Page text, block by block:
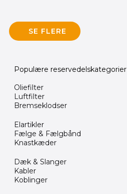
SE FLERE
Populære reservedelskategorier
Oliefilter
Luftfilter
Bremseklodser
Elartikler
Fælge & Fælgbånd
Knastkæder
Dæk & Slanger
Kabler
Koblinger